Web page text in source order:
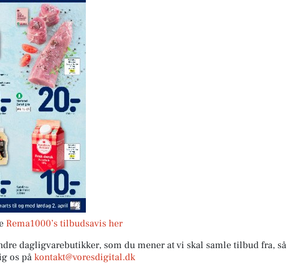
Rema1000’s tilbudsavis her
dagligvarebutikker, som du mener at vi skal samle tilbud fra, så
os på kontakt@voresdigital.dk